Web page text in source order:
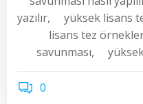
yazılır, yüksek lisans
lisans tez
savunması,
0